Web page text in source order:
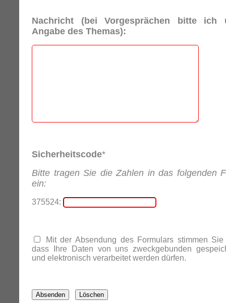
Nachricht (bei Vorgesprächen bitte ich
Angabe des Themas):
Sicherheitscode*
Bitte tragen Sie die Zahlen in das folgenden
ein:
375524:
Mit der Absendung des Formulars stimmen Sie
dass Ihre Daten von uns zweckgebunden
und elektronisch verarbeitet werden dürfen.